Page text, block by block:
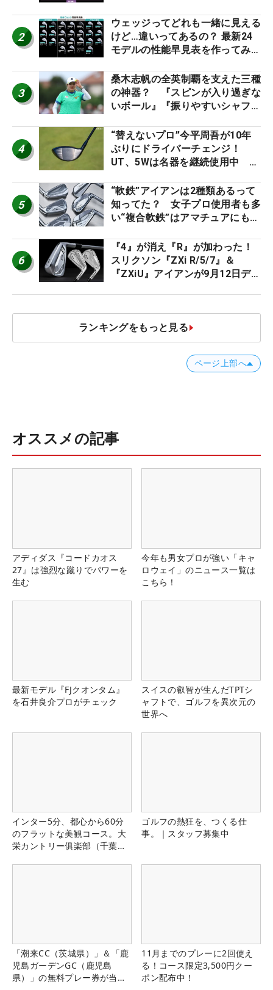
2
ウェッジってどれも一緒に見える
けど…違いってあるの？ 最新24
モデルの性能早見表を作ってみ
3
桑木志帆の全英制覇を支えた三種
の神器？ 『スピンが入り過ぎな
いボール』『振りやすいシャフ
ー』 #女子プロセッティング
4
“替えないプロ”今平周吾が10年
ぶりにドライバーチェンジ！
UT、5Wは名器を継続使用中 #
5
“軟鉄”アイアンは2種類あるって
知ってた？ 女子プロ使用者も多
い“複合軟鉄”はアマチュアにもオ
6
『4』が消え『R』が加わった！
スリクソン『ZXi R/5/7』＆
『ZXiU』アイアンが9月12日デ
ランキングをもっと見る
ページ上部へ
オススメの記事
アディダス『コードカオス
27』は強烈な蹴りでパワーを
生む
今年も男女プロが強い「キャ
ロウェイ」のニュース一覧は
こちら！
最新モデル『FJクオンタム』
を石井良介プロがチェック
スイスの叡智が生んだTPTシ
ャフトで、ゴルフを異次元の
世界へ
インター5分、都心から60分
のフラットな美観コース。大
栄カントリー俱楽部（千葉
ゴルフの熱狂を、つくる仕
事。｜スタッフ募集中
「潮来CC（茨城県）」＆「鹿
児島ガーデンGC（鹿児島
県）」の無料プレー券が当た
11月までのプレーに2回使え
る！コース限定3,500円クー
ポン配布中！